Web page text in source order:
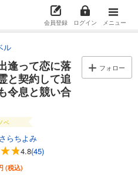
会員登録 ログイン メニュー
ル
逢って恋に落
と契約して追
令息と競い合
フォロー
ベ
さらちよみ
4.8(45)
(税込)